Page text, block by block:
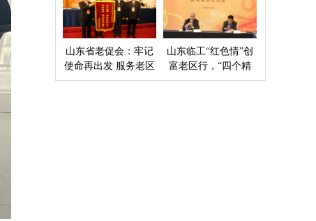
山东省老促会：牢记
使命再出发 服务老区
开新局
山东临工“红色情”创
富老区行，“四个精
准”探索扶贫新模式